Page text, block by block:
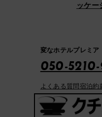
ッケー
変なホテルプレミ
050-
よくある質問 宿泊約